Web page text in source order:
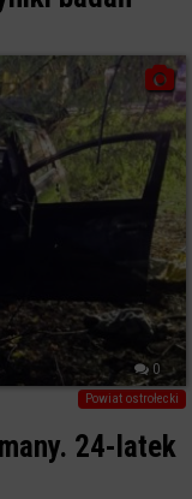
0
Powiat ostrołecki
24-latek